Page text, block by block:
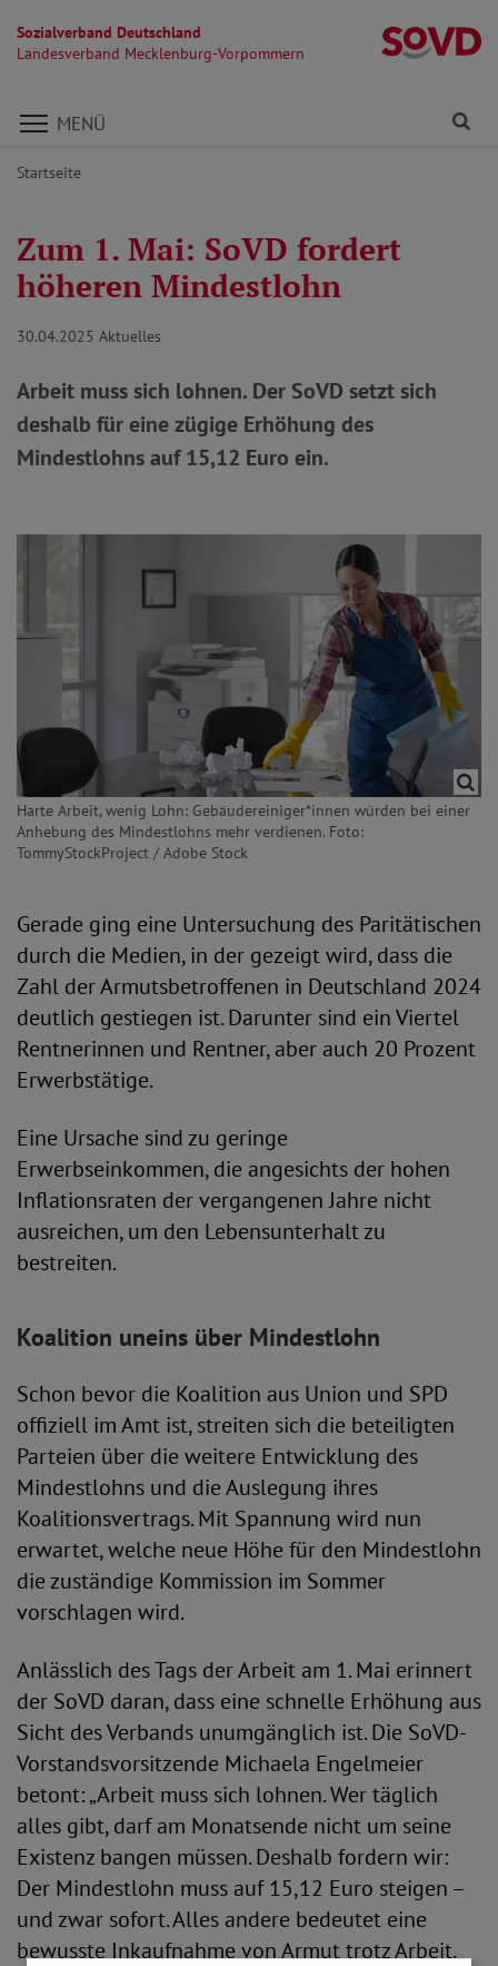
Sozialverband Deutschland
Landesverband Mecklenburg-Vorpommern
Direkt zu den Inhalten springen
MENÜ
Startseite
Zum 1. Mai: SoVD fordert
höheren Mindestlohn
30.04.2025 Aktuelles
Arbeit muss sich lohnen. Der SoVD setzt sich
deshalb für eine zügige Erhöhung des
Mindestlohns auf 15,12 Euro ein.
Harte Arbeit, wenig Lohn: Gebäudereiniger*innen würden bei einer
Anhebung des Mindestlohns mehr verdienen. Foto:
TommyStockProject / Adobe Stock
Gerade ging eine Untersuchung des Paritätischen
durch die Medien, in der gezeigt wird, dass die
Zahl der Armutsbetroffenen in Deutschland 2024
deutlich gestiegen ist. Darunter sind ein Viertel
Rentnerinnen und Rentner, aber auch 20 Prozent
Erwerbstätige.
Eine Ursache sind zu geringe
Erwerbseinkommen, die angesichts der hohen
Inflationsraten der vergangenen Jahre nicht
ausreichen, um den Lebensunterhalt zu
bestreiten.
Koalition uneins über Mindestlohn
Schon bevor die Koalition aus Union und SPD
offiziell im Amt ist, streiten sich die beteiligten
Parteien über die weitere Entwicklung des
Mindestlohns und die Auslegung ihres
Koalitionsvertrags. Mit Spannung wird nun
erwartet, welche neue Höhe für den Mindestlohn
die zuständige Kommission im Sommer
vorschlagen wird.
Anlässlich des Tags der Arbeit am 1. Mai erinnert
der SoVD daran, dass eine schnelle Erhöhung aus
Sicht des Verbands unumgänglich ist. Die SoVD-
Vorstandsvorsitzende Michaela Engelmeier
betont: „Arbeit muss sich lohnen. Wer täglich
alles gibt, darf am Monatsende nicht um seine
Existenz bangen müssen. Deshalb fordern wir:
Der Mindestlohn muss auf 15,12 Euro steigen –
und zwar sofort. Alles andere bedeutet eine
bewusste Inkaufnahme von Armut trotz Arbeit.